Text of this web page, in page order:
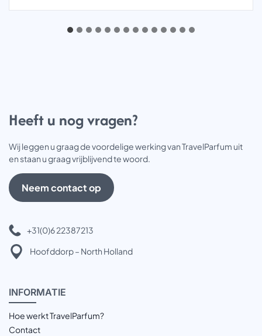
Heeft u nog vragen?
Wij leggen u graag de voordelige werking van TravelParfum uit
en staan u graag vrijblijvend te woord.
Neem contact op
+31(0)6 22387213
Hoofddorp – North Holland
INFORMATIE
Hoe werkt TravelParfum?
Contact